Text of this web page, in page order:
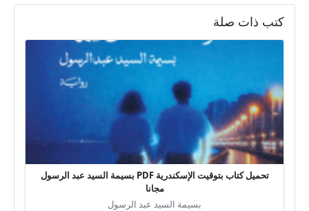
كتب ذات صلة
تحميل كتاب بتوقيت الإسكندرية PDF بسيمة السيد عبد الرسول
مجانا
بسيمة السيد عبد الرسول